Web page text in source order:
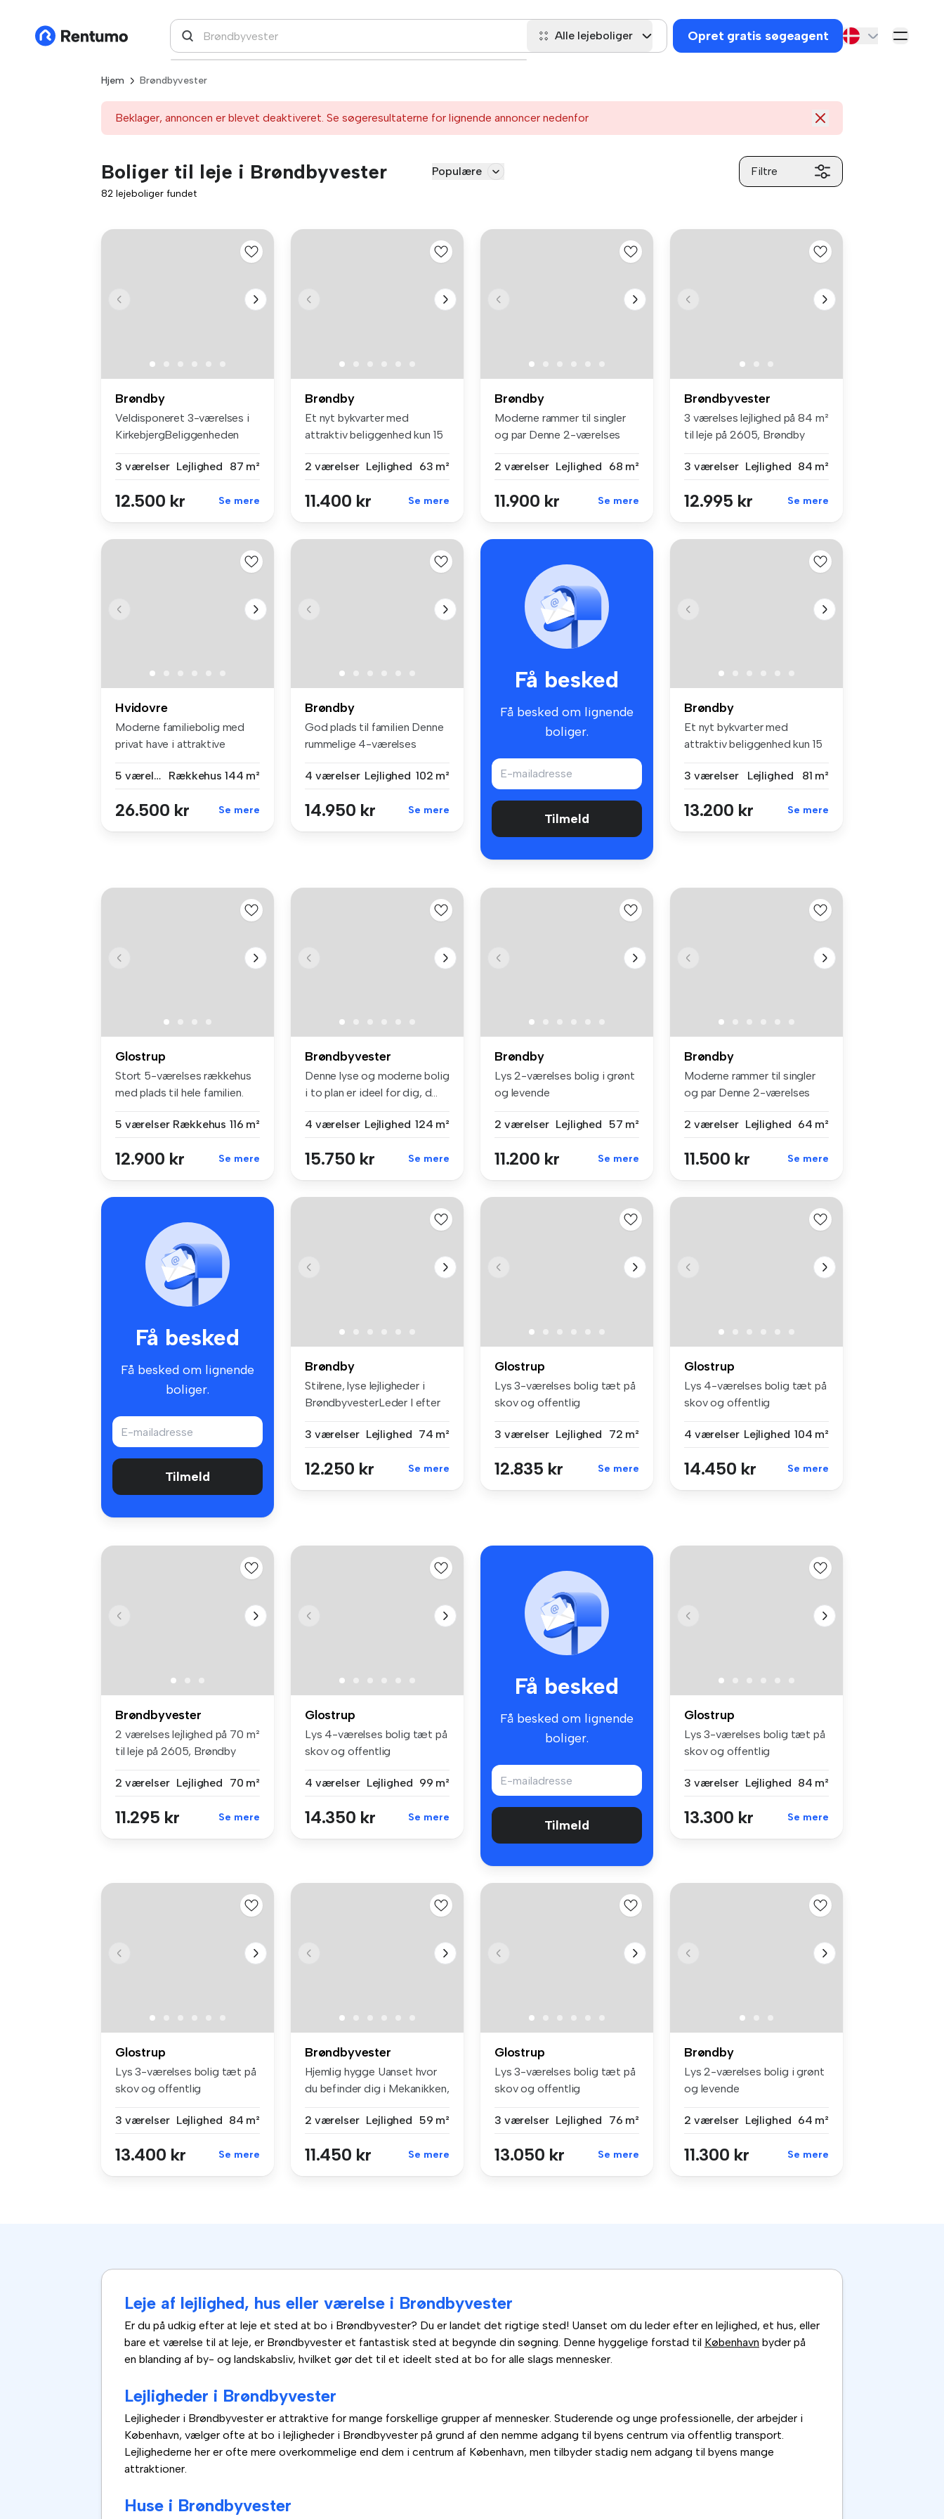
Alle lejeboliger Opret gratis søgeagent
Hjem Brøndbyvester
Beklager, annoncen er blevet deaktiveret. Se søgeresultaterne for lignende annoncer nedenfor
Boliger til leje i Brøndbyvester Populære Filtre
82 lejeboliger fundet
Brøndby
Veldisponeret 3-værelses i
KirkebjergBeliggenheden
3 værelser Lejlighed 87 m²
12.500 kr Se mere
Brøndby
Et nyt bykvarter med
attraktiv beliggenhed kun 15
2 værelser Lejlighed 63 m²
11.400 kr Se mere
Brøndby
Moderne rammer til singler
og par Denne 2-værelses
2 værelser Lejlighed 68 m²
11.900 kr Se mere
Brøndbyvester
3 værelses lejlighed på 84 m²
til leje på 2605, Brøndby
3 værelser Lejlighed 84 m²
12.995 kr Se mere
Hvidovre
Moderne familiebolig med
privat have i attraktive
5 værelser
Rækkehus 144 m²
26.500 kr Se mere
Brøndby
God plads til familien Denne
rummelige 4-værelses
4 værelser Lejlighed 102 m²
14.950 kr Se mere
Få besked
Få besked om lignende
boliger.
Tilmeld
Brøndby
Et nyt bykvarter med
attraktiv beliggenhed kun 15
3 værelser
Lejlighed 81 m²
13.200 kr Se mere
Glostrup
Stort 5-værelses rækkehus
med plads til hele familien.
5 værelser Rækkehus 116 m²
12.900 kr Se mere
Brøndbyvester
Denne lyse og moderne bolig
i to plan er ideel for dig, d...
4 værelser Lejlighed 124 m²
15.750 kr Se mere
Brøndby
Lys 2-værelses bolig i grønt
og levende
2 værelser Lejlighed 57 m²
11.200 kr Se mere
Brøndby
Moderne rammer til singler
og par Denne 2-værelses
2 værelser Lejlighed 64 m²
11.500 kr Se mere
Få besked
Få besked om lignende
boliger.
Tilmeld
Brøndby
Stilrene, lyse lejligheder i
BrøndbyvesterLeder I efter
3 værelser Lejlighed 74 m²
12.250 kr Se mere
Glostrup
Lys 3-værelses bolig tæt på
skov og offentlig
3 værelser Lejlighed 72 m²
12.835 kr Se mere
Glostrup
Lys 4-værelses bolig tæt på
skov og offentlig
4 værelser Lejlighed 104 m²
14.450 kr Se mere
Brøndbyvester
2 værelses lejlighed på 70 m²
til leje på 2605, Brøndby
2 værelser Lejlighed 70 m²
11.295 kr Se mere
Glostrup
Lys 4-værelses bolig tæt på
skov og offentlig
4 værelser Lejlighed 99 m²
14.350 kr Se mere
Få besked
Få besked om lignende
boliger.
Tilmeld
Glostrup
Lys 3-værelses bolig tæt på
skov og offentlig
3 værelser Lejlighed 84 m²
13.300 kr Se mere
Glostrup
Lys 3-værelses bolig tæt på
skov og offentlig
3 værelser Lejlighed 84 m²
13.400 kr Se mere
Brøndbyvester
Hjemlig hygge Uanset hvor
du befinder dig i Mekanikken,
2 værelser Lejlighed 59 m²
11.450 kr Se mere
Glostrup
Lys 3-værelses bolig tæt på
skov og offentlig
3 værelser Lejlighed 76 m²
13.050 kr Se mere
Brøndby
Lys 2-værelses bolig i grønt
og levende
2 værelser Lejlighed 64 m²
11.300 kr Se mere
Leje af lejlighed, hus eller værelse i Brøndbyvester
Er du på udkig efter at leje et sted at bo i Brøndbyvester? Du er landet det rigtige sted! Uanset om du leder efter en lejlighed, et hus, eller
bare et værelse til at leje, er Brøndbyvester et fantastisk sted at begynde din søgning. Denne hyggelige forstad til København byder på
en blanding af by- og landskabsliv, hvilket gør det til et ideelt sted at bo for alle slags mennesker.
Lejligheder i Brøndbyvester
Lejligheder i Brøndbyvester er attraktive for mange forskellige grupper af mennesker. Studerende og unge professionelle, der arbejder i
København, vælger ofte at bo i lejligheder i Brøndbyvester på grund af den nemme adgang til byens centrum via offentlig transport.
Lejlighederne her er ofte mere overkommelige end dem i centrum af København, men tilbyder stadig nem adgang til byens mange
attraktioner.
Huse i Brøndbyvester